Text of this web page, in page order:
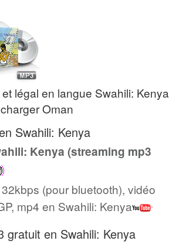
légal en langue Swahili: Kenya
Oman
Swahili: Kenya
Kenya (streaming mp3
(pour bluetooth), vidéo
mp4 en Swahili: Kenya
gratuit en Swahili: Kenya